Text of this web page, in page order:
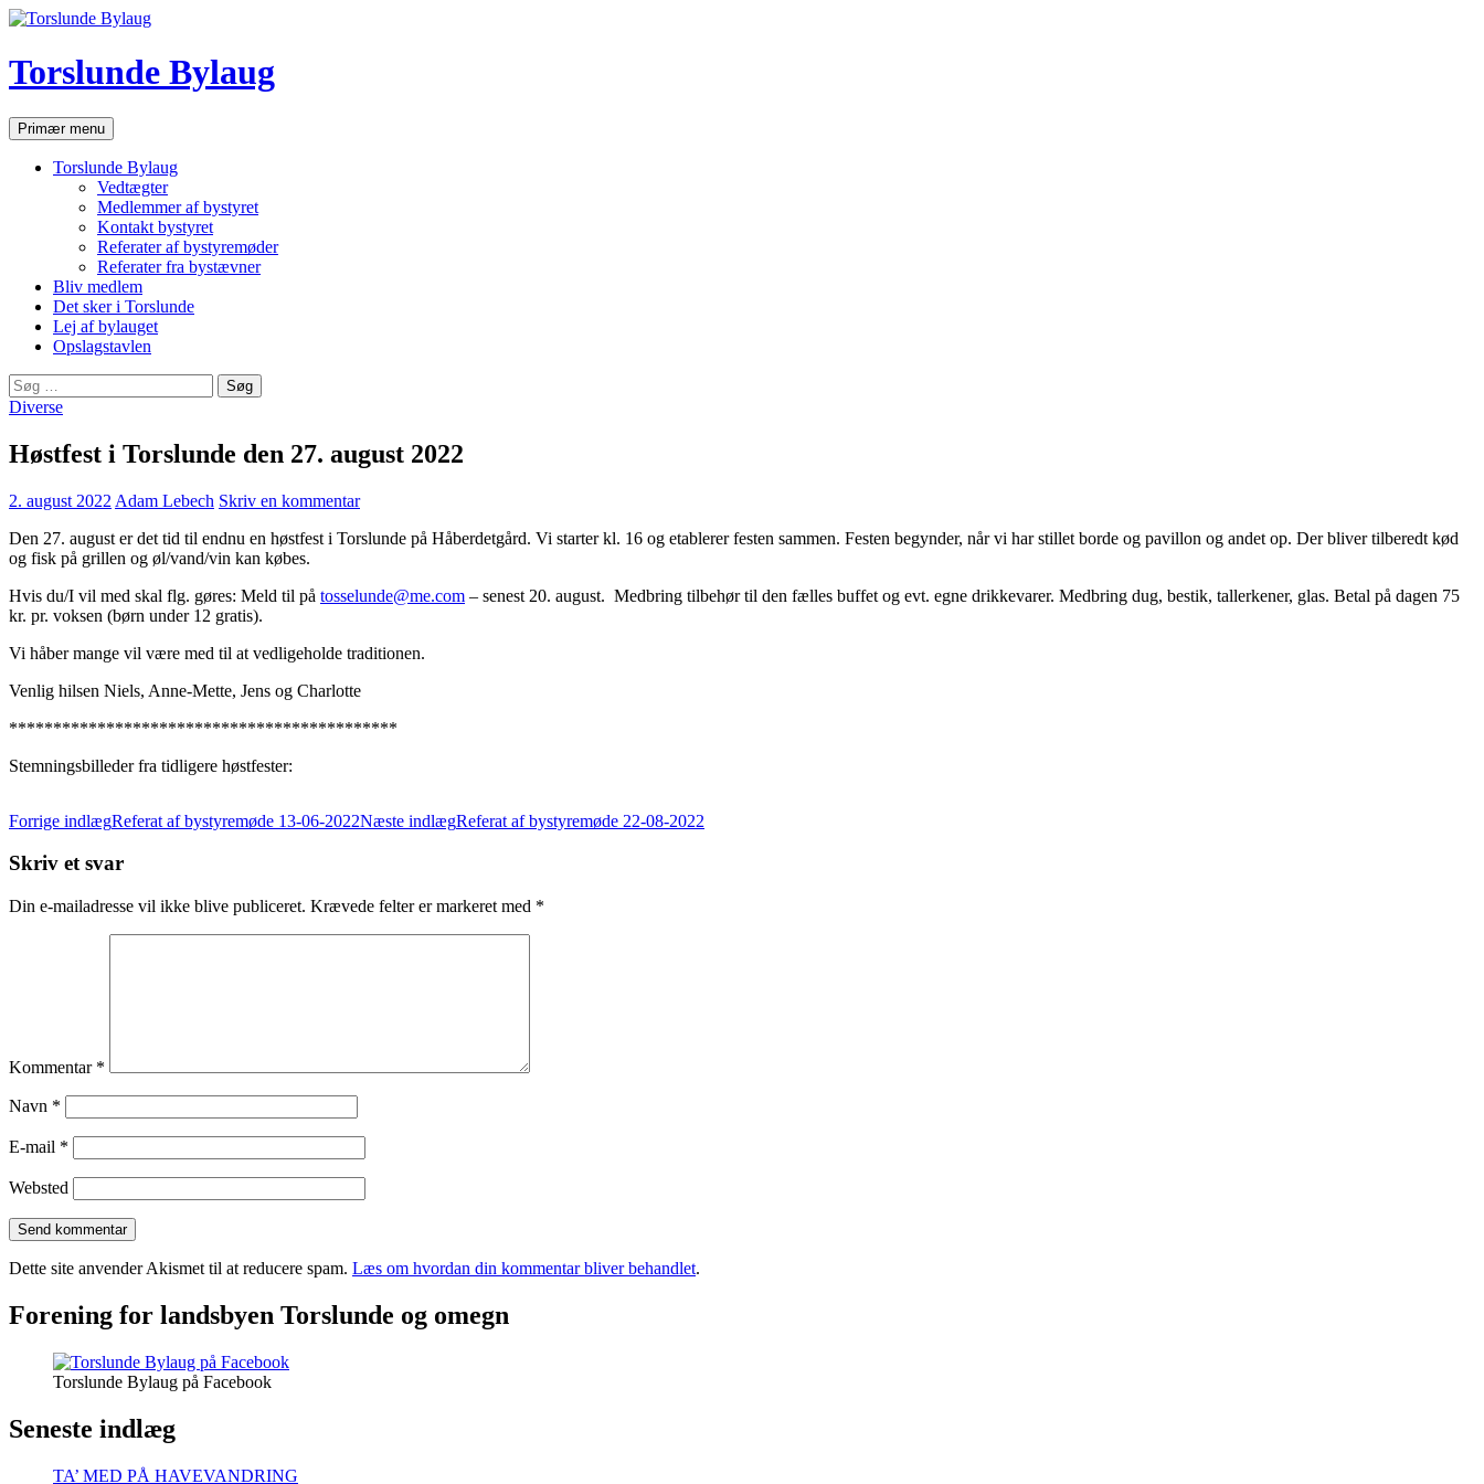
Hop
indhold
Torslunde Bylaug
SøgPrimær menu
Torslunde Bylaug
Vedtægter
Medlemmer af bystyret
Kontakt bystyret
Referater af bystyremøder
Referater fra bystævner
Bliv medlem
Det sker i Torslunde
Lej af bylauget
Opslagstavlen
Søg
efter:
Diverse
Høstfest i Torslunde den 27. august 2022
2. august 2022 Adam Lebech Skriv en kommentar
Den 27. august er det tid til endnu en høstfest i Torslunde på Håberdetgård. Vi starter kl. 16 og etablerer festen sammen. Festen begynder, når vi har stillet borde og pavillon og andet op. Der bliver tilberedt kød
og fisk på grillen og øl/vand/vin kan købes.
Hvis du/I vil med skal flg. gøres: Meld til på tosselunde@me.com – senest 20. august. Medbring tilbehør til den fælles buffet og evt. egne drikkevarer. Medbring dug, bestik, tallerkener, glas. Betal på dagen 75
kr. pr. voksen (børn under 12 gratis).
Vi håber mange vil være med til at vedligeholde traditionen.
Venlig hilsen Niels, Anne-Mette, Jens og Charlotte
********************************************
Stemningsbilleder fra tidligere høstfester:
Indlægsnavigation
Forrige indlægReferat af bystyremøde 13-06-2022Næste indlægReferat af bystyremøde 22-08-2022
Skriv et svar
Din e-mailadresse vil ikke blive publiceret. Krævede felter er markeret med *
Kommentar *
Navn *
E-mail *
Websted
Dette site anvender Akismet til at reducere spam. Læs om hvordan din kommentar bliver behandlet.
Forening for landsbyen Torslunde og omegn
Torslunde Bylaug på Facebook
Seneste indlæg
TA’ MED PÅ HAVEVANDRING